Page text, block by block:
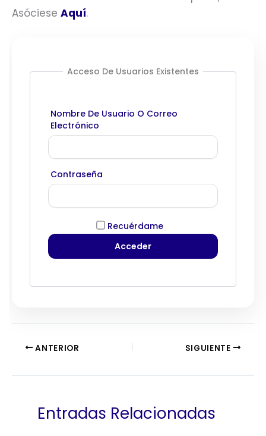
Asóciese Aquí.
Acceso De Usuarios Existentes
Nombre De Usuario O Correo
Electrónico
Contraseña
Recuérdame
ANTERIOR SIGUIENTE
Entradas Relacionadas